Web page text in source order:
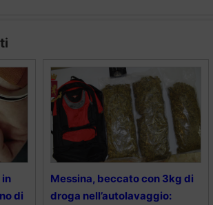
di
Messina, beccato con 3kg di
droga nell’autolavaggio: